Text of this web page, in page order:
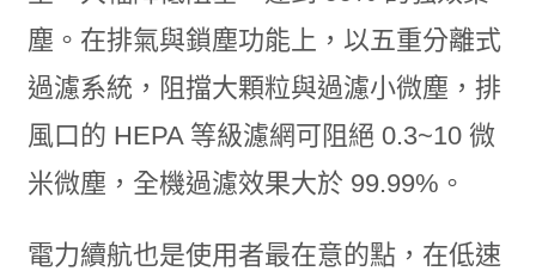
塵。在排氣與鎖塵功能上，以五重分離式
過濾系統，阻擋大顆粒與過濾小微塵，排
風口的 HEPA 等級濾網可阻絕 0.3~10 微
米微塵，全機過濾效果大於 99.99%。
電力續航也是使用者最在意的點，在低速